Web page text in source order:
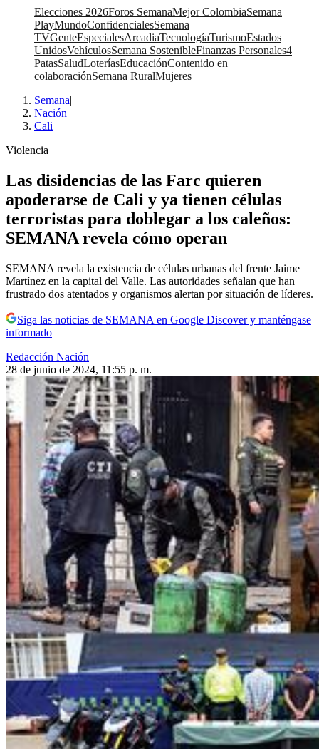
Elecciones 2026Foros SemanaMejor ColombiaSemana
PlayMundoConfidencialesSemana
TVGenteEspecialesArcadiaTecnologíaTurismoEstados
UnidosVehículosSemana SostenibleFinanzas Personales4
PatasSaludLoteríasEducaciónContenido en
colaboraciónSemana RuralMujeres
Semana|
Nación|
Cali
Violencia
Las disidencias de las Farc quieren
apoderarse de Cali y ya tienen células
terroristas para doblegar a los caleños:
SEMANA revela cómo operan
SEMANA revela la existencia de células urbanas del frente Jaime
Martínez en la capital del Valle. Las autoridades señalan que han
frustrado dos atentados y organismos alertan por situación de líderes.
Siga las noticias de SEMANA en Google Discover y manténgase
informado
Redacción Nación
28 de junio de 2024, 11:55 p. m.